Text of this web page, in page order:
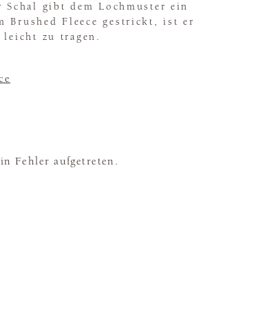
gibt dem Lochmuster ein
Brushed Fleece gestrickt, ist er
leicht zu tragen.
Fehler aufgetreten.